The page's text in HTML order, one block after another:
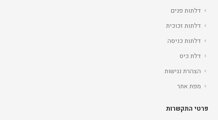
דלתות פנים
דלתות זכוכית
דלתות כניסה
דלת כיס
הצהרת נגישות
מפת אתר
פרטי התקשרות